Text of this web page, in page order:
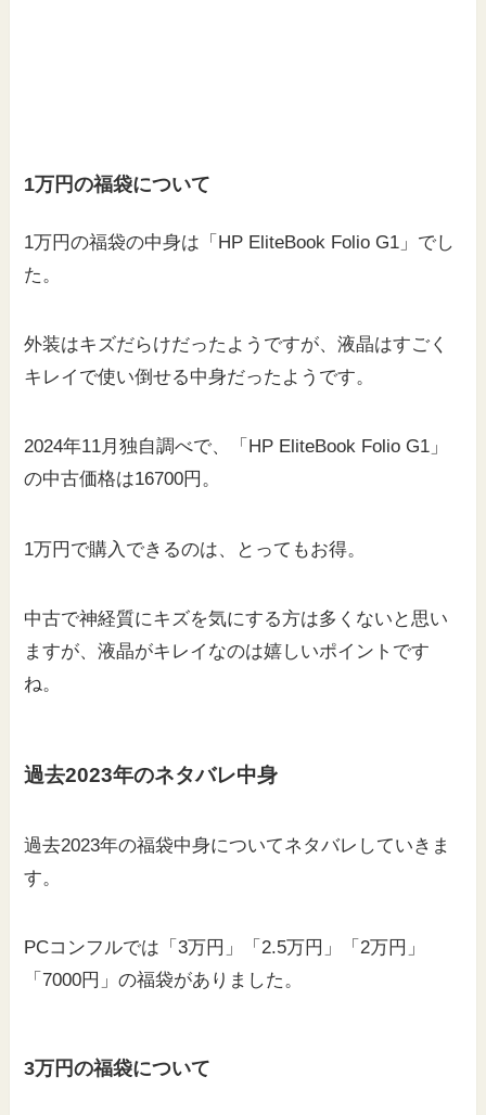
1万円の福袋について
1万円の福袋の中身は「HP EliteBook Folio G1」でし
た。
外装はキズだらけだったようですが、液晶はすごく
キレイで使い倒せる中身だったようです。
2024年11月独自調べで、「HP EliteBook Folio G1」
の中古価格は16700円。
1万円で購入できるのは、とってもお得。
中古で神経質にキズを気にする方は多くないと思い
ますが、液晶がキレイなのは嬉しいポイントです
ね。
過去2023年のネタバレ中身
過去2023年の福袋中身についてネタバレしていきま
す。
PCコンフルでは「3万円」「2.5万円」「2万円」
「7000円」の福袋がありました。
3万円の福袋について